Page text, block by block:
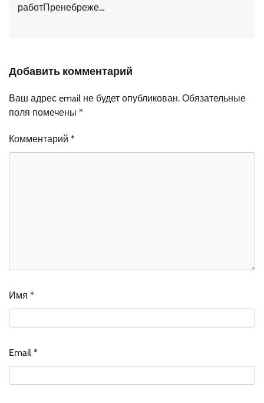
работПренебреже…
Добавить комментарий
Ваш адрес email не будет опубликован. Обязательные
поля помечены *
Комментарий *
Имя *
Email *